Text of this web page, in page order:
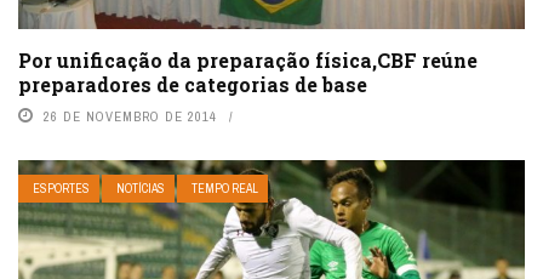
Por unificação da preparação física,CBF reúne
preparadores de categorias de base
26 DE NOVEMBRO DE 2014
ESPORTES NOTÍCIAS TEMPO REAL